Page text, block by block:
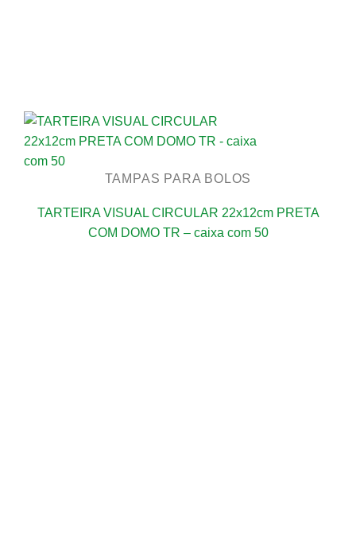
TAMPAS PARA BOLOS
TARTEIRA VISUAL CIRCULAR 22x12cm PRETA
COM DOMO TR – caixa com 50